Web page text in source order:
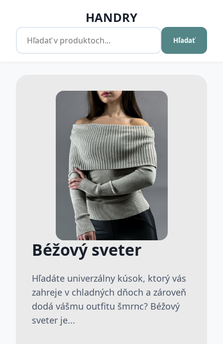
HANDRY
Hľadať
Béžový sveter
Hľadáte univerzálny kúsok, ktorý vás
zahreje v chladných dňoch a zároveň
dodá vášmu outfitu šmrnc? Béžový
sveter je...